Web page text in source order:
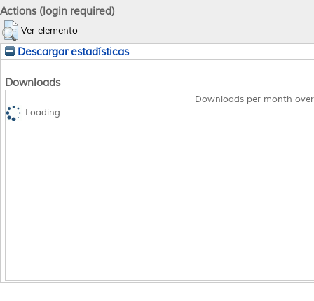
Actions (login required)
Ver elemento
Descargar estadísticas
Downloads
Downloads per month
Loading...